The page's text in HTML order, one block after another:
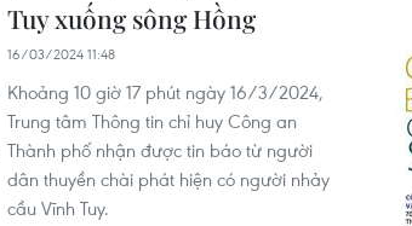
Tuy xuống sông Hồng
16/03/2024 11:48
Khoảng 10 giờ 17 phút ngày 16/3/2024,
Trung tâm Thông tin chỉ huy Công an
Thành phố nhận được tin báo từ người
dân thuyền chài phát hiện có người nhảy
cầu Vĩnh Tuy.